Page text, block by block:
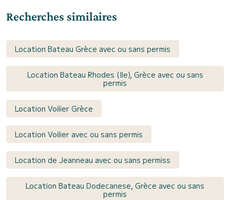
Recherches similaires
Location Bateau Grèce avec ou sans permis
Location Bateau Rhodes (Ile), Grèce avec ou sans
permis
Location Voilier Grèce
Location Voilier avec ou sans permis
Location de Jeanneau avec ou sans permiss
Location Bateau Dodecanese, Grèce avec ou sans
permis